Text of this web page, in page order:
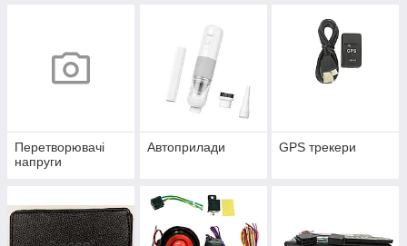
Перетворювачі
напруги
Автоприлади GPS трекери